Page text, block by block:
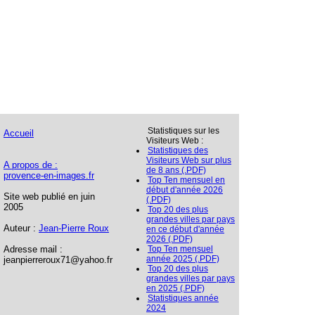
Accueil
A propos de :
provence-en-images.fr
Site web publié en juin
2005
Auteur : Jean-Pierre Roux
Adresse mail :
jeanpierreroux71@yahoo.fr
Statistiques sur les
Visiteurs Web :
Statistiques des
Visiteurs Web sur plus
de 8 ans (.PDF)
Top Ten mensuel en
début d'année 2026
(.PDF)
Top 20 des plus
grandes villes par pays
en ce début d'année
2026 (.PDF)
Top Ten mensuel
année 2025 (.PDF)
Top 20 des plus
grandes villes par pays
en 2025 (.PDF)
Statistiques année
2024